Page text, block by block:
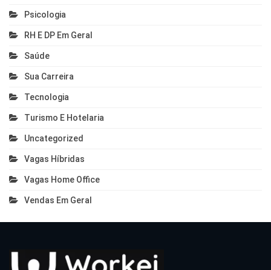
Psicologia
RH E DP Em Geral
Saúde
Sua Carreira
Tecnologia
Turismo E Hotelaria
Uncategorized
Vagas Híbridas
Vagas Home Office
Vendas Em Geral